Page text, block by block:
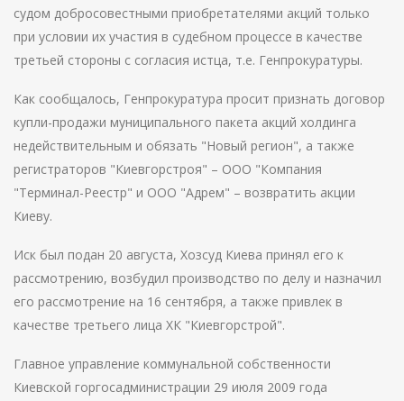
судом добросовестными приобретателями акций только
при условии их участия в судебном процессе в качестве
третьей стороны с согласия истца, т.е. Генпрокуратуры.
Как сообщалось, Генпрокуратура просит признать договор
купли-продажи муниципального пакета акций холдинга
недействительным и обязать "Новый регион", а также
регистраторов "Киевгорстроя" – ООО "Компания
"Терминал-Реестр" и ООО "Адрем" – возвратить акции
Киеву.
Иск был подан 20 августа, Хозсуд Киева принял его к
рассмотрению, возбудил производство по делу и назначил
его рассмотрение на 16 сентября, а также привлек в
качестве третьего лица ХК "Киевгорстрой".
Главное управление коммунальной собственности
Киевской горгосадминистрации 29 июля 2009 года